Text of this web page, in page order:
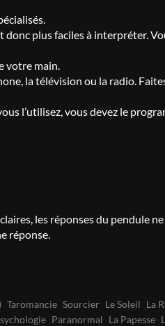
plus faciles à interpréter.
votre main.
la télévision ou la radio.
l’utilisez, vous devez le
les réponses du pendule
réponse.
Taromancie Sourcier Le Soleil La
Paranormal La Papesse